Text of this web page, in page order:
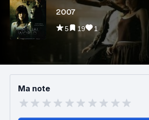
2007
5 19 1
Ma note